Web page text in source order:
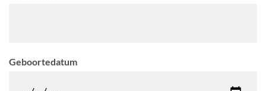
Geboortedatum